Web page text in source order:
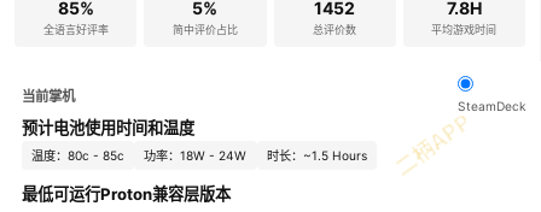
85%
全语言好评率
5%
简中评价占比
1452
总评价数
7.8H
平均游戏时间
当前掌机
SteamDeck
预计电池使用时间和温度
温度：80c - 85c 功率：18W - 24W 时长：~1.5 Hours
最低可运行Proton兼容层版本